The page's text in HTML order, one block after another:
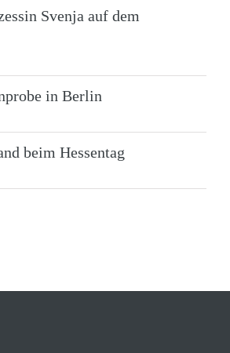
Svenja auf dem
in Berlin
beim Hessentag